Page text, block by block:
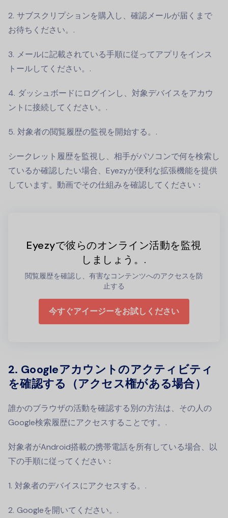
サブスクリプションを購入し、確認メールが届くまで
お待ちください。.
メールに記載されている手順に従ってアプリをインス
トールしてください。.
ダッシュボードにログインし、対象デバイスをアカウ
ントに接続してください。.
対象者の閲覧履歴の監視を開始する。.
シークレット履歴を監視し、相手がパソコンで何を検索し
ているか確認したい場合、Eyezyが便利な拡張機能を提供
しています。動画でその仕組みを確認してください：
Eyezyで彼らのオンライン活動を監視
しましょう。.
閲覧履歴を確認し、有害なコンテンツへのアクセスを防
止する
今すぐアイージーをお試しください
2. Googleアカウントのアクティビティ
を確認する（アクセス権がある場合）
誰かのブラウザの活動を確認する別の方法は、その人の
Google検索履歴にアクセスすることです。.
対象者がAndroid搭載の携帯電話を所有している場合、以
下の手順に従ってください：
対象者のデバイスにアクセスする。.
Googleを開いてください。.